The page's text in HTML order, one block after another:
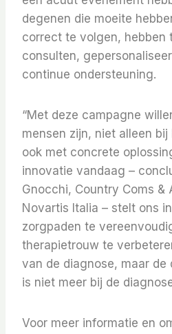
degenen die moeite
correct te volgen, hebben
consulten,
continue ondersteuning.
“Met deze campagne
mensen zijn, niet alleen
ook met concrete
innovatie vandaag –
Gnocchi, Country Coms &
Novartis Italia – stelt ons
zorgpaden te
therapietrouw te
van de diagnose, maar de
is niet meer bij de
Voor meer informatie en